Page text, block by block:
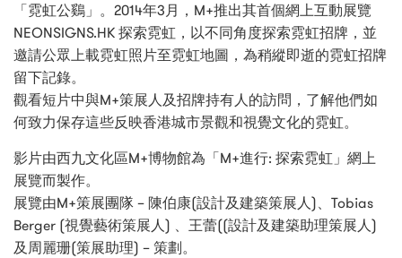
「霓虹公鷄」。2014年3月，M+推出其首個網上互動展覽
NEONSIGNS.HK 探索霓虹，以不同角度探索霓虹招牌，並
邀請公眾上載霓虹照片至霓虹地圖，為稍縱即逝的霓虹招牌
留下記錄。
觀看短片中與M+策展人及招牌持有人的訪問，了解他們如
何致力保存這些反映香港城市景觀和視覺文化的霓虹。
影片由西九文化區M+博物館為「M+進行: 探索霓虹」網上
展覽而製作。
展覽由M+策展團隊 – 陳伯康(設計及建築策展人)、Tobias
Berger (視覺藝術策展人) 、王蕾((設計及建築助理策展人)
及周麗珊(策展助理) – 策劃。